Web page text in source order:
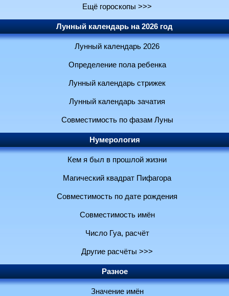
Ещё гороскопы >>>
Лунный календарь на 2026 год
Лунный календарь 2026
Определение пола ребенка
Лунный календарь стрижек
Лунный календарь зачатия
Совместимость по фазам Луны
Нумерология
Кем я был в прошлой жизни
Магический квадрат Пифагора
Совместимость по дате рождения
Совместимость имён
Число Гуа, расчёт
Другие расчёты >>>
Разное
Значение имён